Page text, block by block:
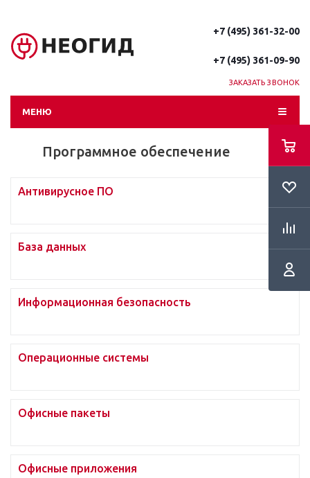
+7 (495) 361-32-00
+7 (495) 361-09-90
ЗАКАЗАТЬ ЗВОНОК
МЕНЮ
Программное обеспечение
Антивирусное ПО
База данных
Информационная безопасность
Операционные системы
Офисные пакеты
Офисные приложения